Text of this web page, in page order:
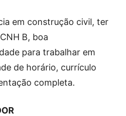
em construção civil, ter
B, boa
para trabalhar em
de horário, currículo
completa.